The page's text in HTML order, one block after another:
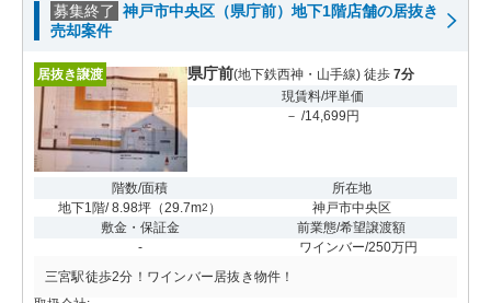
募集終了 神戸市中央区（県庁前）地下1階店舗の居抜き
売却案件
居抜き譲渡 県庁前(地下鉄西神・山手線) 徒歩 7分
現賃料/坪単価
－ /14,699円
階数/面積
地下1階/ 8.98坪 （29.7m2 ）
所在地
神戸市中央区
敷金・保証金
-
前業態/希望譲渡額
ワインバー/250万円
三宮駅徒歩2分！ワインバー居抜き物件！